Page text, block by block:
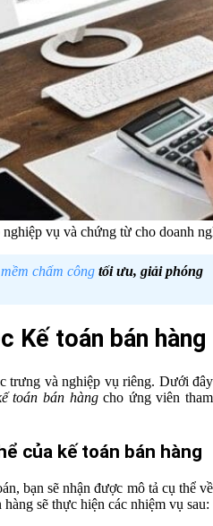
vụ và chứng từ cho doanh
chấm công tối ưu, giải phóng
Kế toán bán hàng
trưng và nghiệp vụ riêng. Dưới đây
toán bán hàngcho ứng viên tham
của kế toán bán hàng
bạn sẽ nhận được mô tả cụ thể về
sẽ thực hiện các nhiệm vụ sau: